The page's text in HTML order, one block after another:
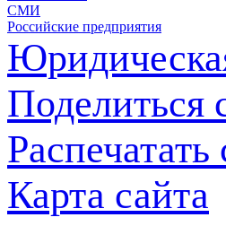
СМИ
Российские предприятия
Поделиться
Карта сайта